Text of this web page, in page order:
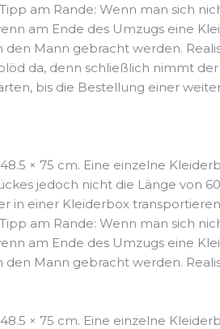
am Rande: Wenn man sich
am Ende des Umzugs eine
Mann gebracht werden.
da, denn schließlich nimmt
bis die Bestellung einer
× 75 cm. Eine einzelne
jedoch nicht die Länge von
einer Kleiderbox
am Rande: Wenn man sich
am Ende des Umzugs eine
Mann gebracht werden.
× 75 cm. Eine einzelne